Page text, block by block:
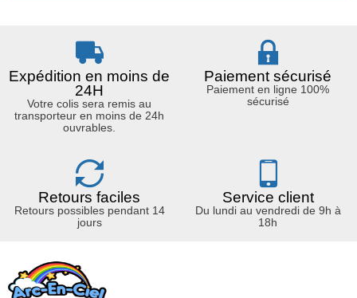
Expédition en moins de
24H
Votre colis sera remis au
transporteur en moins de 24h
ouvrables.
Paiement sécurisé
Paiement en ligne 100%
sécurisé
Retours faciles
Retours possibles pendant 14
jours
Service client
Du lundi au vendredi de 9h à
18h